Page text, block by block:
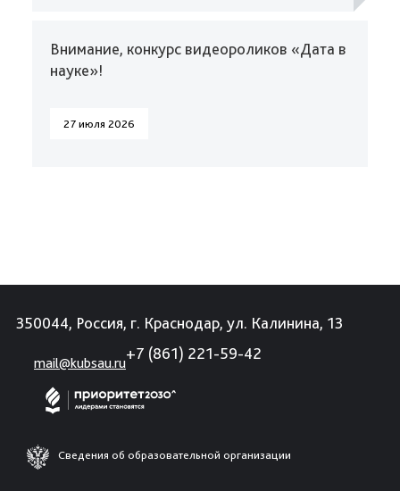
Внимание, конкурс видеороликов «Дата в
науке»!
27 июля 2026
350044, Россия, г. Краснодар, ул. Калинина, 13
mail@kubsau.ru
+7 (861) 221-59-42
Сведения об образовательной организации